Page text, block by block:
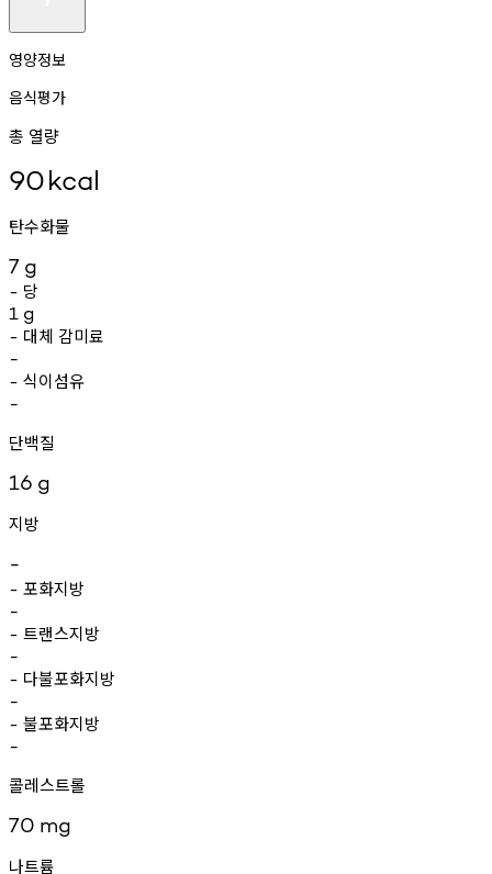
영양정보
음식평가
총 열량
90kcal
탄수화물
7 g
- 당
1 g
- 대체 감미료
-
- 식이섬유
-
단백질
16 g
지방
-
- 포화지방
-
- 트랜스지방
-
- 다불포화지방
-
- 불포화지방
-
콜레스트롤
70 mg
나트륨